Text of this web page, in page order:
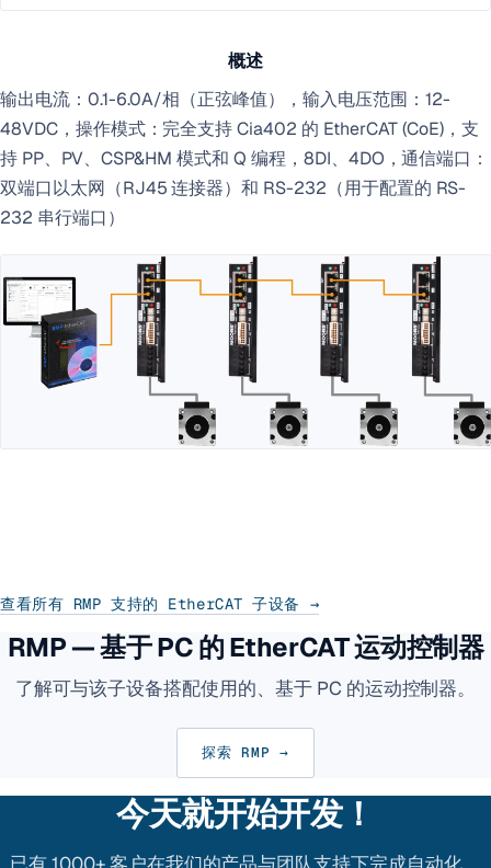
概述
输出电流：0.1-6.0A/相（正弦峰值），输入电压范围：12-
48VDC，操作模式：完全支持 Cia402 的 EtherCAT (CoE)，支
持 PP、PV、CSP&HM 模式和 Q 编程，8DI、4DO，通信端口：
双端口以太网（RJ45 连接器）和 RS-232（用于配置的 RS-
232 串行端口）
查看所有 RMP 支持的 EtherCAT 子设备 →
RMP — 基于 PC 的 EtherCAT 运动控制器
了解可与该子设备搭配使用的、基于 PC 的运动控制器。
探索 RMP →
今天就开始开发！